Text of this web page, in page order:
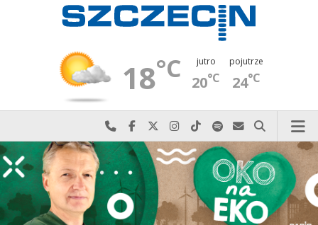
18°C jutro
20°C
pojutrze
24°C
Najlepiej po prostu do nas zadzwoń
Odwiedź nas na Facebook-u
Odwiedź nas na X
Odwiedź nas na Instagram-ie
Odwiedź nas na TikTok-u
Szukaj nas na Spotify
Wyślij do nas
Szukaj